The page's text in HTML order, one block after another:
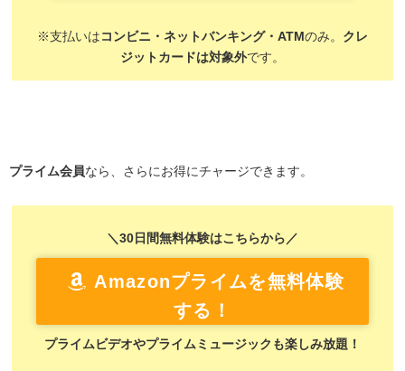
※支払いは コンビニ・ネットバンキング・ATMのみ。 クレ
ジットカードは対象外です。
プライム会員なら、さらにお得にチャージできます。
＼30日間無料体験はこちらから／
Amazonプライムを無料体験
する！
プライムビデオやプライムミュージックも楽しみ放題！